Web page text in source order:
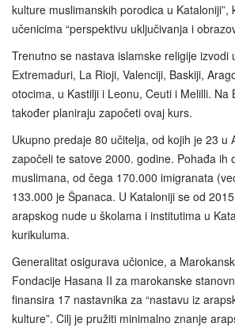
kulture muslimanskih porodica u Kataloniji”,
učenicima “perspektivu uključivanja i
Trenutno se nastava islamske religije izvodi
Extremaduri, La Rioji, Valenciji, Baskiji,
otocima, u Kastilji i Leonu, Ceuti i Melilli. Na
također planiraju započeti ovaj kurs.
Ukupno predaje 80 učitelja, od kojih je 23 u
započeli te satove 2000. godine. Pohađa ih
muslimana, od čega 170.000 imigranata
133.000 je Španaca. U Kataloniji se od
arapskog nude u školama i institutima u
kurikuluma.
Generalitat osigurava učionice, a
Fondacije Hasana II za marokanske
finansira 17 nastavnika za “nastavu iz
kulture”. Cilj je pružiti minimalno znanje